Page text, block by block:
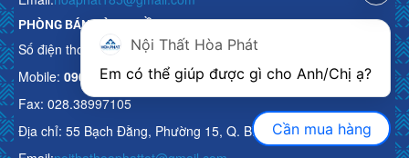
PHÒNG BÁN HÀNG MIỀN NAM
Số điện thoại: 028.3511 9211 - 0901.689.678
Mobile: 0901.689.678
Fax: 028.38997105
Địa chỉ: 55 Bạch Đằng, Phường 15, Q. Bình Thạnh, HCM
Nội Thất Hòa Phát
Cần mua hàng